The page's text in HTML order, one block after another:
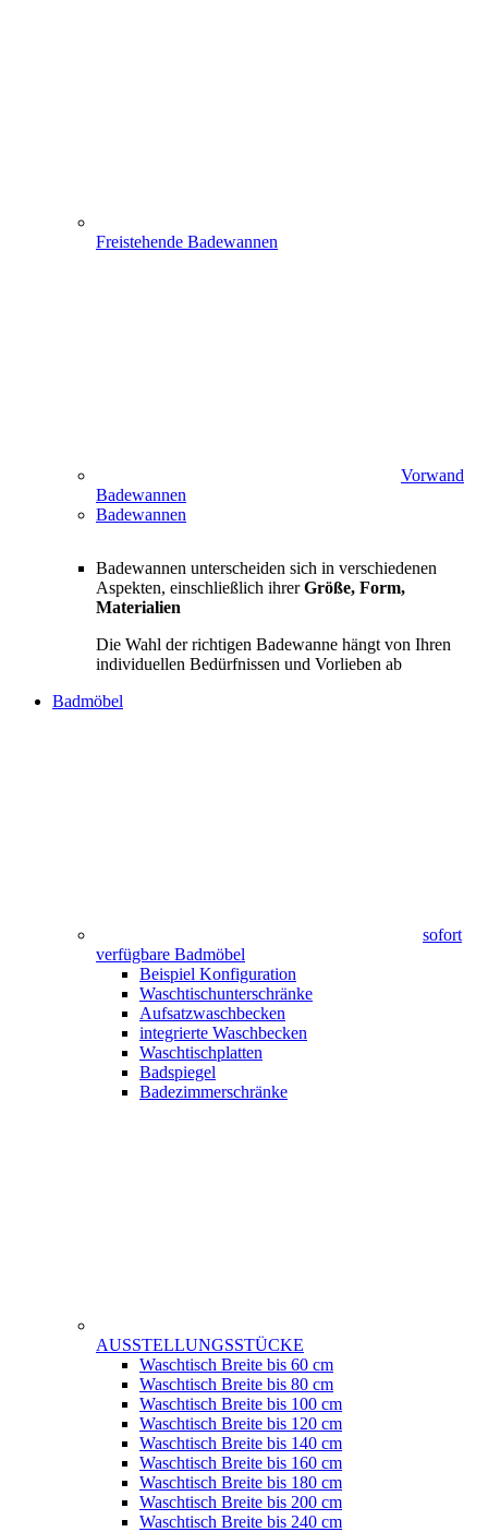
Freistehende Badewannen
Vorwand
Badewannen
Badewannen
Badewannen unterscheiden sich in verschiedenen
Aspekten, einschließlich ihrerGröße, Form,
Materialien
Die Wahl der richtigen Badewanne hängt von Ihren
individuellen Bedürfnissen und Vorlieben ab
Badmöbel
sofort
verfügbare Badmöbel
Beispiel Konfiguration
Waschtischunterschränke
Aufsatzwaschbecken
integrierte Waschbecken
Waschtischplatten
Badspiegel
Badezimmerschränke
AUSSTELLUNGSSTÜCKE
Waschtisch Breite bis 60 cm
Waschtisch Breite bis 80 cm
Waschtisch Breite bis 100 cm
Waschtisch Breite bis 120 cm
Waschtisch Breite bis 140 cm
Waschtisch Breite bis 160 cm
Waschtisch Breite bis 180 cm
Waschtisch Breite bis 200 cm
Waschtisch Breite bis 240 cm